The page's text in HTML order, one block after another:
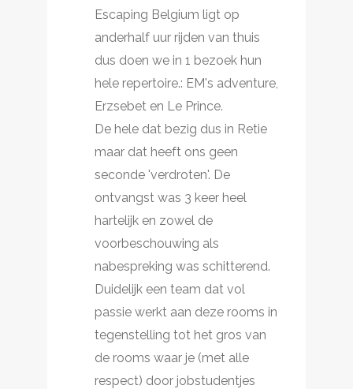
Escaping Belgium ligt op
anderhalf uur rijden van thuis
dus doen we in 1 bezoek hun
hele repertoire.: EM's adventure,
Erzsebet en Le Prince.
De hele dat bezig dus in Retie
maar dat heeft ons geen
seconde 'verdroten'. De
ontvangst was 3 keer heel
hartelijk en zowel de
voorbeschouwing als
nabespreking was schitterend.
Duidelijk een team dat vol
passie werkt aan deze rooms in
tegenstelling tot het gros van
de rooms waar je (met alle
respect) door jobstudentjes